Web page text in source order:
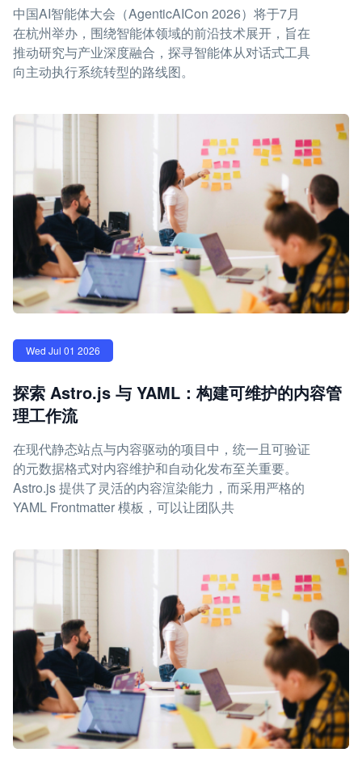
中国AI智能体大会（AgenticAICon 2026）将于7月
在杭州举办，围绕智能体领域的前沿技术展开，旨在
推动研究与产业深度融合，探寻智能体从对话式工具
向主动执行系统转型的路线图。
Wed Jul 01 2026
探索 Astro.js 与 YAML：构建可维护的内容管
理工作流
在现代静态站点与内容驱动的项目中，统一且可验证
的元数据格式对内容维护和自动化发布至关重要。
Astro.js 提供了灵活的内容渲染能力，而采用严格的
YAML Frontmatter 模板，可以让团队共